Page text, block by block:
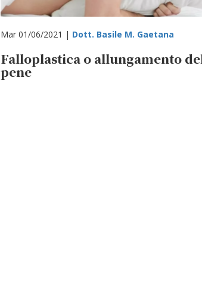
Mar 01/06/2021 | Dott. Basile M. Gaetana
Falloplastica o allungamento
pene